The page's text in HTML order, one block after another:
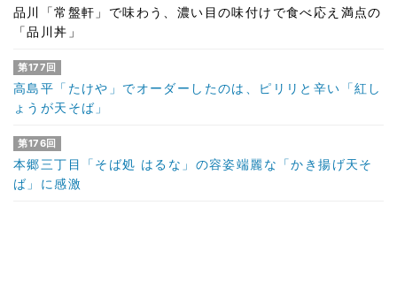
品川「常盤軒」で味わう、濃い目の味付けで食べ応え満点の
「品川丼」
第177回
高島平「たけや」でオーダーしたのは、ピリリと辛い「紅し
ょうが天そば」
第176回
本郷三丁目「そば処 はるな」の容姿端麗な「かき揚げ天そ
ば」に感激